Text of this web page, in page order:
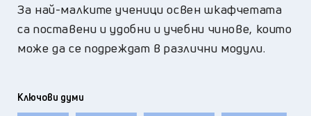
За най-малките ученици освен шкафчетата
са поставени и удобни и учебни чинове, които
може да се подреждат в различни модули.
Ключови думи